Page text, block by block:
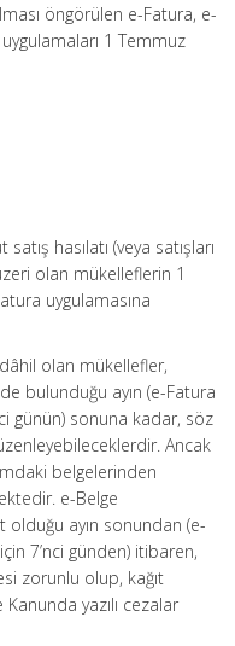
öngörülen e-Fatura, e-
1 Temmuz
hasılatı (veya satışları
olan mükelleflerin 1
uygulamasına
olan mükellefler,
bulunduğu ayın (e-Fatura
günün) sonuna kadar, söz
Ancak
belgelerinden
e-Belge
olduğu ayın sonundan (e-
7’nci günden) itibaren,
zorunlu olup, kağıt
yazılı cezalar